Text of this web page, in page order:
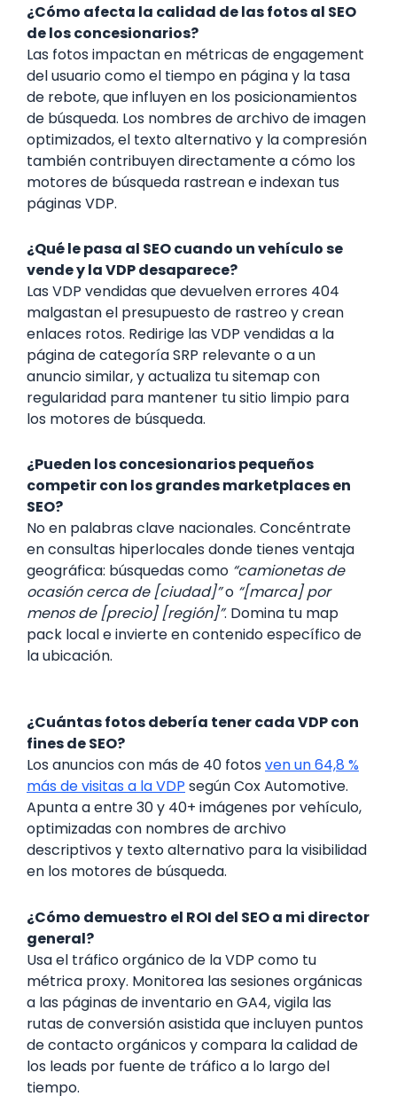
¿Cómo afecta la calidad de las fotos al SEO
de los concesionarios?
Las fotos impactan en métricas de engagement
del usuario como el tiempo en página y la tasa
de rebote, que influyen en los posicionamientos
de búsqueda. Los nombres de archivo de imagen
optimizados, el texto alternativo y la compresión
también contribuyen directamente a cómo los
motores de búsqueda rastrean e indexan tus
páginas VDP.
¿Qué le pasa al SEO cuando un vehículo se
vende y la VDP desaparece?
Las VDP vendidas que devuelven errores 404
malgastan el presupuesto de rastreo y crean
enlaces rotos. Redirige las VDP vendidas a la
página de categoría SRP relevante o a un
anuncio similar, y actualiza tu sitemap con
regularidad para mantener tu sitio limpio para
los motores de búsqueda.
¿Pueden los concesionarios pequeños
competir con los grandes marketplaces en
SEO?
No en palabras clave nacionales. Concéntrate
en consultas hiperlocales donde tienes ventaja
geográfica: búsquedas como “camionetas de
ocasión cerca de [ciudad]”o “[marca] por
menos de [precio] [región]”. Domina tu map
pack local e invierte en contenido específico de
la ubicación.
¿Cuántas fotos debería tener cada VDP con
fines de SEO?
Los anuncios con más de 40 fotos ven un 64,8 %
más de visitas a la VDP según Cox Automotive.
Apunta a entre 30 y 40+ imágenes por vehículo,
optimizadas con nombres de archivo
descriptivos y texto alternativo para la visibilidad
en los motores de búsqueda.
¿Cómo demuestro el ROI del SEO a mi director
general?
Usa el tráfico orgánico de la VDP como tu
métrica proxy. Monitorea las sesiones orgánicas
a las páginas de inventario en GA4, vigila las
rutas de conversión asistida que incluyen puntos
de contacto orgánicos y compara la calidad de
los leads por fuente de tráfico a lo largo del
tiempo.